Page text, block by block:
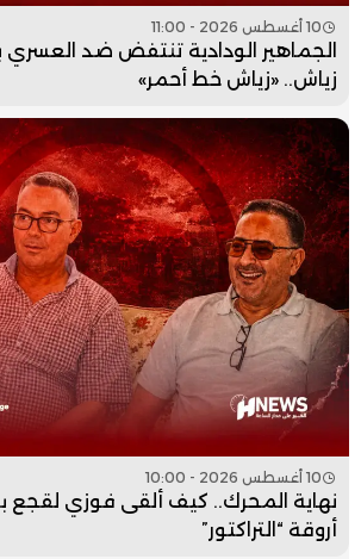
10 أغسطس 2026 - 11:00
الجماهير الودادية تنتفض ضد
زياش.. «زياش خط أحمر»
10 أغسطس 2026 - 10:00
نهاية المحرك.. كيف ألقى فوزي لقجع
أروقة “التراكتور”